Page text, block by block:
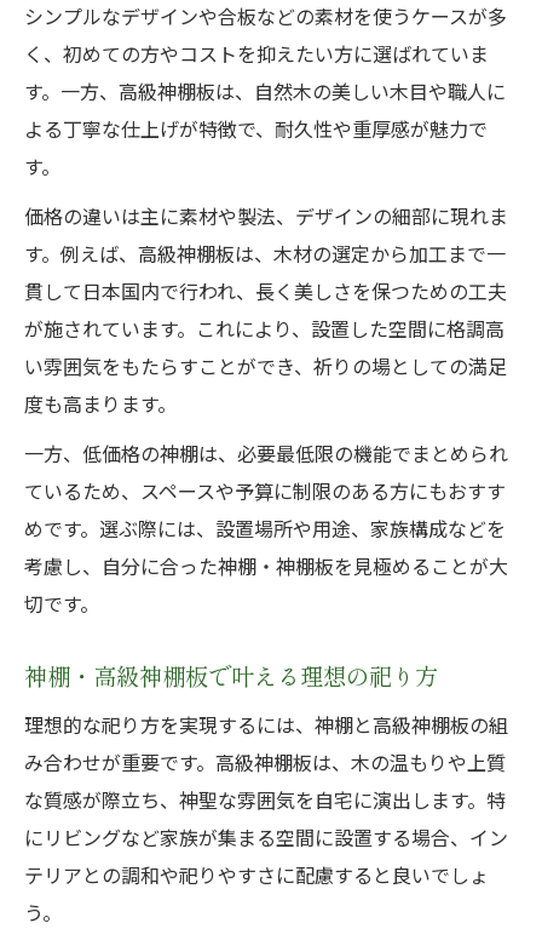
おしゃれ神棚選びのコツと高級神棚板の活
用
神棚セットを使った現代的なインテリア調
和術
神棚のカネタで高級神棚板を賢く選ぶ方法
神棚・高級神棚板の素材選びと価格の関係
手頃な価格で高級感を演出する神棚術
神棚セットと高級神棚板の組み合わせ例
口コミで分かる神棚・高級神棚板の魅力
おしゃれな神棚選びのポイントと注意点
神棚・高級神棚板で叶うおしゃれな神棚選
び
神棚のカネタが提案するデザインの工夫
口コミを活かした神棚・高級神棚板選び
タブーを避けて安心神棚生活のすすめ
神棚・高級神棚板設置時のタブーと対策
神棚のカネタの安心サポートと正しい祀り
方
神棚三社造のタブーと清潔な環境作り
シンプルなデザインや合板などの素材を使うケースが多
く、初めての方やコストを抑えたい方に選ばれていま
す。一方、高級神棚板は、自然木の美しい木目や職人に
よる丁寧な仕上げが特徴で、耐久性や重厚感が魅力で
す。
価格の違いは主に素材や製法、デザインの細部に現れま
す。例えば、高級神棚板は、木材の選定から加工まで一
貫して日本国内で行われ、長く美しさを保つための工夫
が施されています。これにより、設置した空間に格調高
い雰囲気をもたらすことができ、祈りの場としての満足
度も高まります。
一方、低価格の神棚は、必要最低限の機能でまとめられ
ているため、スペースや予算に制限のある方にもおすす
めです。選ぶ際には、設置場所や用途、家族構成などを
考慮し、自分に合った神棚・神棚板を見極めることが大
切です。
神棚・高級神棚板で叶える理想の祀り方
理想的な祀り方を実現するには、神棚と高級神棚板の組
み合わせが重要です。高級神棚板は、木の温もりや上質
な質感が際立ち、神聖な雰囲気を自宅に演出します。特
にリビングなど家族が集まる空間に設置する場合、イン
テリアとの調和や祀りやすさに配慮すると良いでしょ
う。